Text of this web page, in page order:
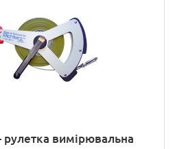
рулетка вимірювальна